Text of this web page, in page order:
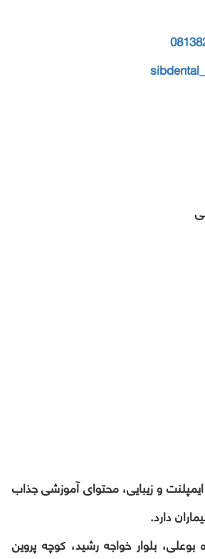
ایمپلنت و زیبایی، محتوای آموزشی جذاب
دارد.
بوعلی، بلوار خواجه رشید، کوچه پروین